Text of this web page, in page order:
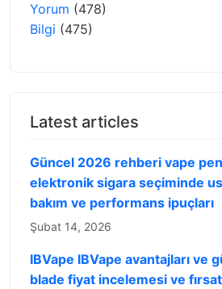
Yorum (478)
Bilgi (475)
Latest articles
Güncel 2026 rehberi vape
elektronik sigara seçiminde
bakım ve performans ipuçları
Şubat 14, 2026
IBVape IBVape avantajları ve
blade fiyat incelemesi ve